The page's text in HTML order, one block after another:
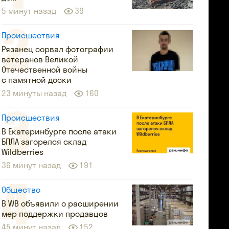
5 минут назад
39
Происшествия
Рязанец сорвал фотографии
ветеранов Великой
Отечественной войны
с памятной доски
23 минуты назад
160
Происшествия
В Екатеринбурге после атаки
БПЛА загорелся склад
Wildberries
36 минут назад
191
Общество
В WB объявили о расширении
мер поддержки продавцов
45 минут назад
152